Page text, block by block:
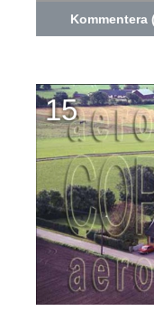
Kommentera
15